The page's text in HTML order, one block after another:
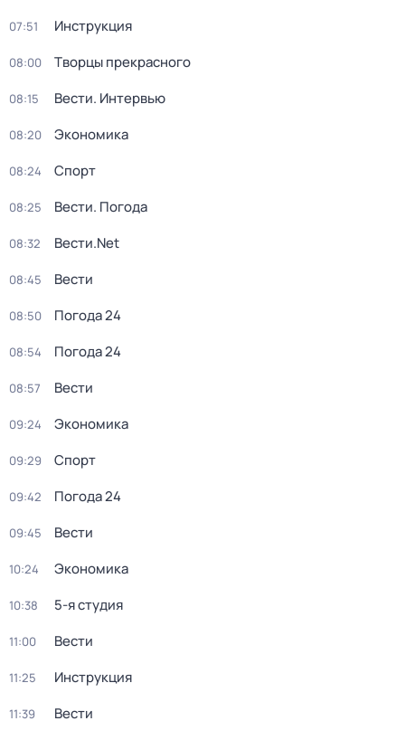
07:51 Инструкция
08:00 Творцы прекрасного
08:15 Вести. Интервью
08:20 Экономика
08:24 Спорт
08:25 Вести. Погода
08:32 Вести.Net
08:45 Вести
08:50 Погода 24
08:54 Погода 24
08:57 Вести
09:24 Экономика
09:29 Спорт
09:42 Погода 24
09:45 Вести
10:24 Экономика
10:38 5-я студия
11:00 Вести
11:25 Инструкция
11:39 Вести